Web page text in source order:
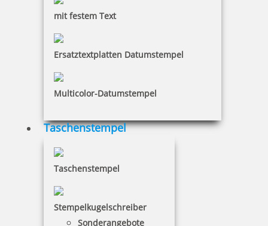
mit festem Text
Ersatztextplatten Datumstempel
Multicolor-Datumstempel
Taschenstempel
Taschenstempel
Stempelkugelschreiber
Sonderangebote